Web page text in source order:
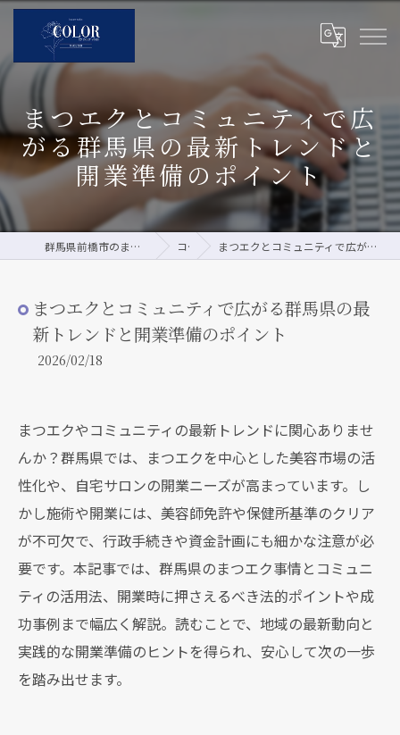
まつエクとコミュニティで広
がる群馬県の最新トレンドと
開業準備のポイント
群馬県前橋市のまつエクならCOLOR by pour vous コラム まつエクとコミュニティで広がる群馬県の最新トレンドと開業準備のポイント
まつエクとコミュニティで広がる群馬県の最
新トレンドと開業準備のポイント
2026/02/18
まつエクやコミュニティの最新トレンドに関心ありませ
んか？群馬県では、まつエクを中心とした美容市場の活
性化や、自宅サロンの開業ニーズが高まっています。し
かし施術や開業には、美容師免許や保健所基準のクリア
が不可欠で、行政手続きや資金計画にも細かな注意が必
要です。本記事では、群馬県のまつエク事情とコミュニ
ティの活用法、開業時に押さえるべき法的ポイントや成
功事例まで幅広く解説。読むことで、地域の最新動向と
実践的な開業準備のヒントを得られ、安心して次の一歩
を踏み出せます。